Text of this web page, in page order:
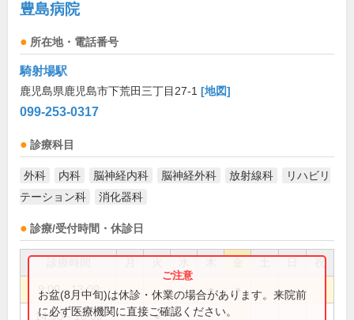
豊島病院
所在地・電話番号
騎射場駅
鹿児島県鹿児島市下荒田三丁目27-1 [地図]
099-253-0317
診療科目
外科 内科 脳神経内科 脳神経外科 放射線科
リハビリ
テーション科
消化器科
診療/受付時間・休診日
祝
9:00～13:00 ● ●
14:00～18:00 ●
お盆(8月中旬)は休診・休業の場合があります。来院前
に必ず医療機関に直接ご確認ください。